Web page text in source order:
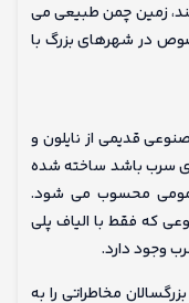
زمین چمن طبیعی می
در شهرهای بزرگ با
قدیمی از نایلون و
سرب باشد ساخته شده
عمومی محسوب می شود.
که فقط با الیاف پلی
وجود دارد.
مخاطراتی را به